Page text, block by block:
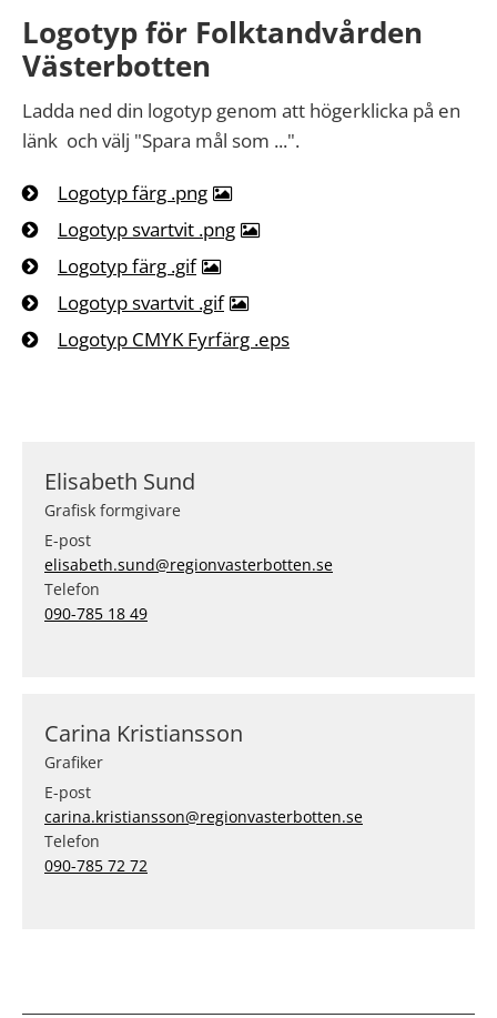
Logotyp för Folktandvården
Västerbotten
Ladda ned din logotyp genom att högerklicka på en
länk och välj "Spara mål som ...".
Logotyp färg .png
Logotyp svartvit .png
Logotyp färg .gif
Logotyp svartvit .gif
Logotyp CMYK Fyrfärg .eps
Elisabeth Sund
Grafisk formgivare
E-post
elisabeth.sund@regionvasterbotten.se
Telefon
090-785 18 49
Carina Kristiansson
Grafiker
E-post
carina.kristiansson@regionvasterbotten.se
Telefon
090-785 72 72